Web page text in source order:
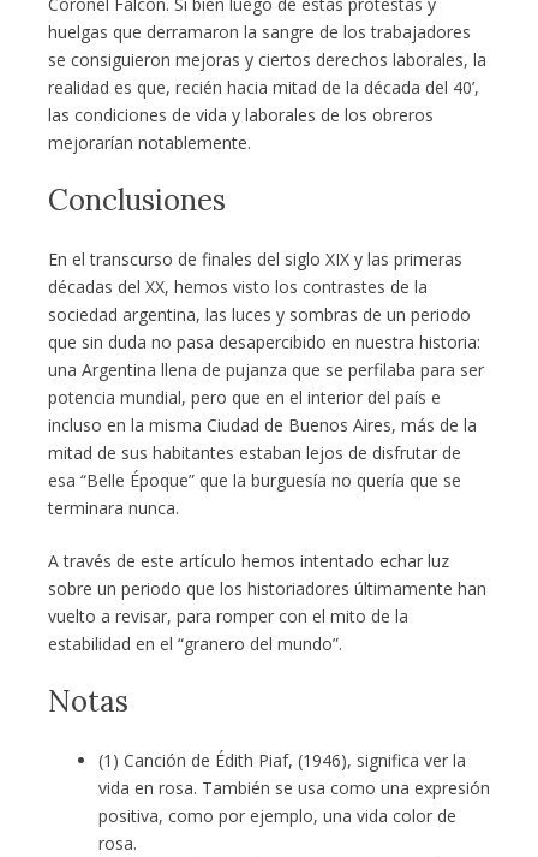
Coronel Falcón. Si bien luego de estas protestas y
huelgas que derramaron la sangre de los trabajadores
se consiguieron mejoras y ciertos derechos laborales, la
realidad es que, recién hacia mitad de la década del 40’,
las condiciones de vida y laborales de los obreros
mejorarían notablemente.
Conclusiones
En el transcurso de finales del siglo XIX y las primeras
décadas del XX, hemos visto los contrastes de la
sociedad argentina, las luces y sombras de un periodo
que sin duda no pasa desapercibido en nuestra historia:
una Argentina llena de pujanza que se perfilaba para ser
potencia mundial, pero que en el interior del país e
incluso en la misma Ciudad de Buenos Aires, más de la
mitad de sus habitantes estaban lejos de disfrutar de
esa “Belle Époque” que la burguesía no quería que se
terminara nunca.
A través de este artículo hemos intentado echar luz
sobre un periodo que los historiadores últimamente han
vuelto a revisar, para romper con el mito de la
estabilidad en el “granero del mundo”.
Notas
(1) Canción de Édith Piaf, (1946), significa ver la
vida en rosa. También se usa como una expresión
positiva, como por ejemplo, una vida color de
rosa.